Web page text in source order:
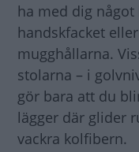
ha med dig
handskfacket
mugghållarna.
stolarna – i
gör bara att du
lägger där glider
vackra kolfibern.